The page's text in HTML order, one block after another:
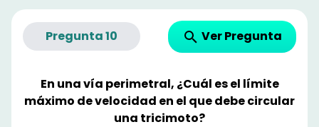
Pregunta10 Ver Pregunta
En una vía perimetral, ¿Cuál es el límite
máximo de velocidad en el que debe circular
una tricimoto?